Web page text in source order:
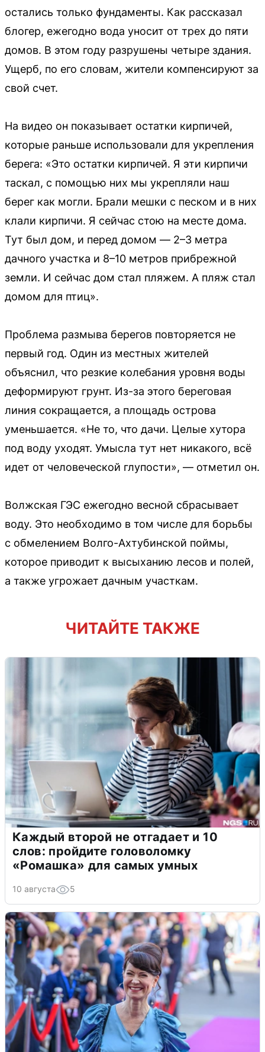
остались только фундаменты. Как рассказал
блогер, ежегодно вода уносит от трех до пяти
домов. В этом году разрушены четыре здания.
Ущерб, по его словам, жители компенсируют за
свой счет.
На видео он показывает остатки кирпичей,
которые раньше использовали для укрепления
берега: «Это остатки кирпичей. Я эти кирпичи
таскал, с помощью них мы укрепляли наш
берег как могли. Брали мешки с песком и в них
клали кирпичи. Я сейчас стою на месте дома.
Тут был дом, и перед домом — 2–3 метра
дачного участка и 8–10 метров прибрежной
земли. И сейчас дом стал пляжем. А пляж стал
домом для птиц».
Проблема размыва берегов повторяется не
первый год. Один из местных жителей
объяснил, что резкие колебания уровня воды
деформируют грунт. Из-за этого береговая
линия сокращается, а площадь острова
уменьшается. «Не то, что дачи. Целые хутора
под воду уходят. Умысла тут нет никакого, всё
идет от человеческой глупости», — отметил он.
Волжская ГЭС ежегодно весной сбрасывает
воду. Это необходимо в том числе для борьбы
с обмелением Волго-Ахтубинской поймы,
которое приводит к высыханию лесов и полей,
а также угрожает дачным участкам.
ЧИТАЙТЕ ТАКЖЕ
Каждый второй не отгадает и 10
слов: пройдите головоломку
«Ромашка» для самых умных
10 августа 5